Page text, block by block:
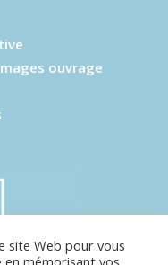
ouvrage
site Web pour vous
mémorisant vos